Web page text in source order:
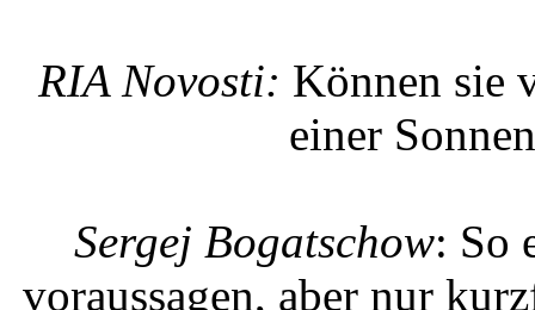
RIA Novosti: Können sie
einer
Sergej Bogatschow: So
voraussagen, aber nur